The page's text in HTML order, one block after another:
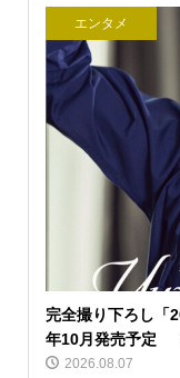
エンタメ
完全撮り下ろし
年10月発売予定
2026.08.07